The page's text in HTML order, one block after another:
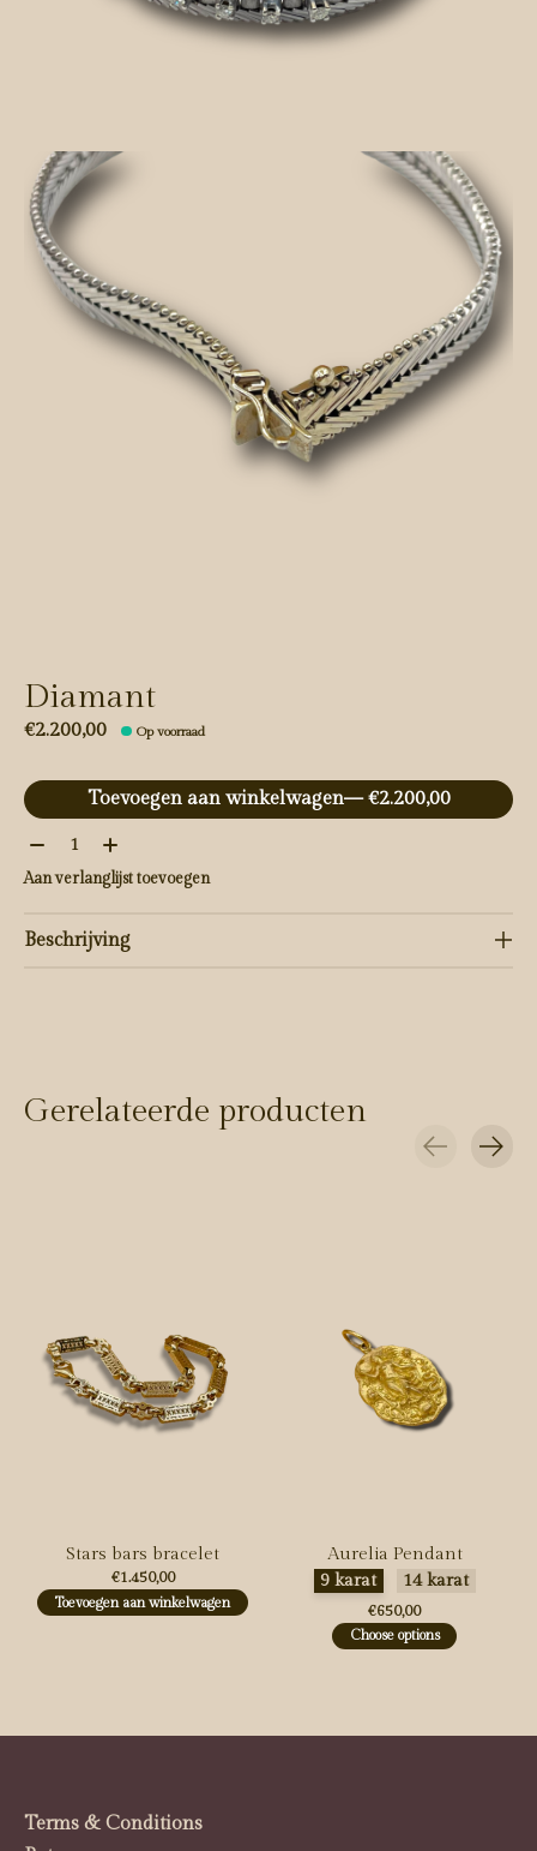
Diamant
€2.200,00 Op voorraad
Toevoegen aan winkelwagen
— €2.200,00
Aantal:
Aan verlanglijst toevoegen
Beschrijving
Gerelateerde producten
Stars bars bracelet
€1.450,00
Toevoegen aan winkelwagen
Aurelia Pendant
Maak een keuze:
9 karat 14 karat
€650,00
Choose options
Terms & Conditions